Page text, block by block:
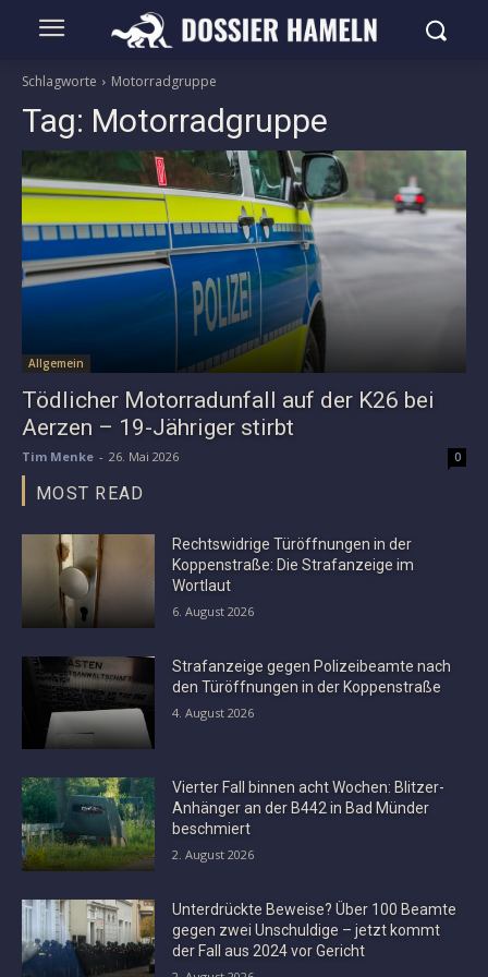
Schlagworte Motorradgruppe
Tag: Motorradgruppe
Allgemein
Tödlicher Motorradunfall auf der K26 bei
Aerzen – 19-Jähriger stirbt
Tim Menke - 26. Mai 2026 0
MOST READ
Rechtswidrige Türöffnungen in der
Koppenstraße: Die Strafanzeige im
Wortlaut
6. August 2026
Strafanzeige gegen Polizeibeamte nach
den Türöffnungen in der Koppenstraße
4. August 2026
Vierter Fall binnen acht Wochen: Blitzer-
Anhänger an der B442 in Bad Münder
beschmiert
2. August 2026
Unterdrückte Beweise? Über 100 Beamte
gegen zwei Unschuldige – jetzt kommt
der Fall aus 2024 vor Gericht